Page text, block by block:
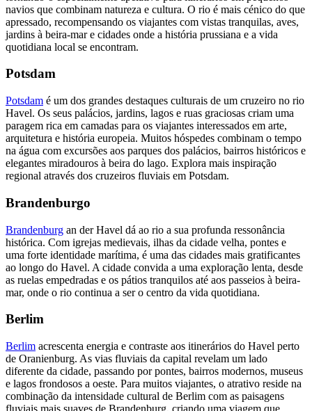
navios que combinam natureza e cultura. O rio é mais cénico do que
apressado, recompensando os viajantes com vistas tranquilas, aves,
jardins à beira-mar e cidades onde a história prussiana e a vida
quotidiana local se encontram.
Potsdam
Potsdam é um dos grandes destaques culturais de um cruzeiro no rio
Havel. Os seus palácios, jardins, lagos e ruas graciosas criam uma
paragem rica em camadas para os viajantes interessados em arte,
arquitetura e história europeia. Muitos hóspedes combinam o tempo
na água com excursões aos parques dos palácios, bairros históricos e
elegantes miradouros à beira do lago. Explora mais inspiração
regional através dos cruzeiros fluviais em Potsdam.
Brandenburgo
Brandenburg an der Havel dá ao rio a sua profunda ressonância
histórica. Com igrejas medievais, ilhas da cidade velha, pontes e
uma forte identidade marítima, é uma das cidades mais gratificantes
ao longo do Havel. A cidade convida a uma exploração lenta, desde
as ruelas empedradas e os pátios tranquilos até aos passeios à beira-
mar, onde o rio continua a ser o centro da vida quotidiana.
Berlim
Berlim acrescenta energia e contraste aos itinerários do Havel perto
de Oranienburg. As vias fluviais da capital revelam um lado
diferente da cidade, passando por pontes, bairros modernos, museus
e lagos frondosos a oeste. Para muitos viajantes, o atrativo reside na
combinação da intensidade cultural de Berlim com as paisagens
fluviais mais suaves de Brandenburg, criando uma viagem que